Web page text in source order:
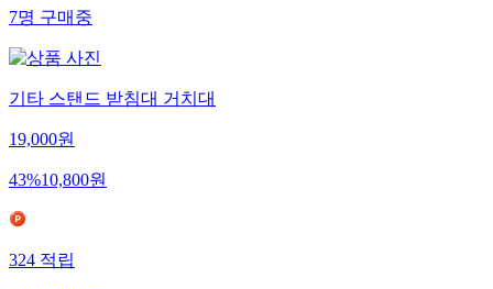
7명 구매중
기타 스탠드 받침대 거치대
19,000원
43%10,800원
324 적립